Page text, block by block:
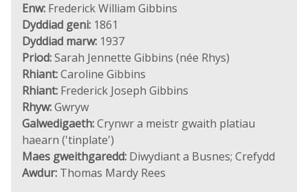
Enw: Frederick William Gibbins
Dyddiad geni: 1861
Dyddiad marw: 1937
Priod:Sarah Jennette Gibbins (née Rhys)
Rhiant:Caroline Gibbins
Rhiant: Frederick Joseph Gibbins
Rhyw:Gwryw
Galwedigaeth:Crynwr a meistr gwaith platiau
haearn ('tinplate')
Maes gweithgaredd: Diwydiant a Busnes; Crefydd
Awdur: Thomas Mardy Rees